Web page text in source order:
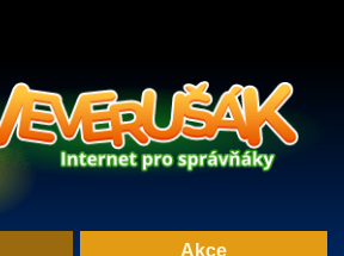
Akce